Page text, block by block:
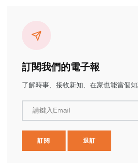
訂閱我們的電子報
了解時事、接收新知、在家也能當個知
請鍵入Email
訂閱 退訂